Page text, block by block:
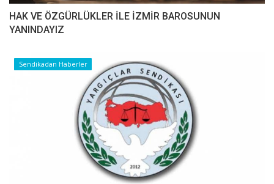
HAK VE ÖZGÜRLÜKLER İLE İZMİR BAROSUNUN
YANINDAYIZ
Sendikadan Haberler